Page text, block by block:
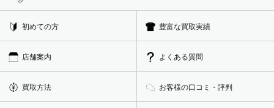
初めての方 豊富な買取実績
店舗案内 よくある質問
買取方法 お客様の口コミ・評判